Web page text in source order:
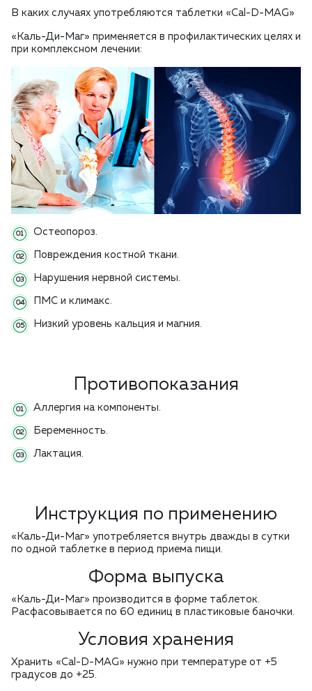
В каких случаях употребляются таблетки «Cal-D-MAG»
«Каль-Ди-Маг» применяется в профилактических целях и
при комплексном лечении:
Остеопороз.
Повреждения костной ткани.
Нарушения нервной системы.
ПМС и климакс.
Низкий уровень кальция и магния.
Противопоказания
Аллергия на компоненты.
Беременность.
Лактация.
Инструкция по применению
«Каль-Ди-Маг» употребляется внутрь дважды в сутки
по одной таблетке в период приема пищи.
Форма выпуска
«Каль-Ди-Маг» производится в форме таблеток.
Расфасовывается по 60 единиц в пластиковые баночки.
Условия хранения
Хранить «Cal-D-MAG» нужно при температуре от +5
градусов до +25.